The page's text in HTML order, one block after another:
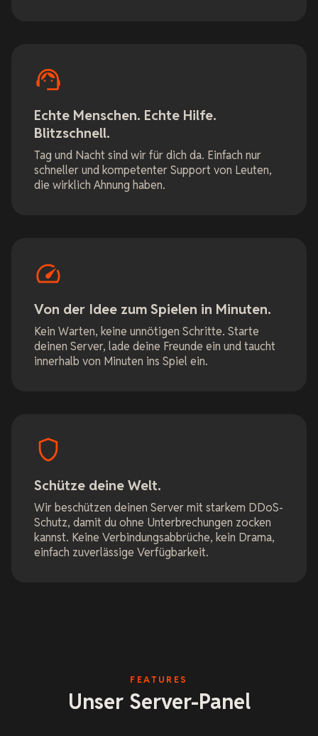
Echte Menschen. Echte Hilfe.
Blitzschnell.
Tag und Nacht sind wir für dich da. Einfach nur
schneller und kompetenter Support von Leuten,
die wirklich Ahnung haben.
Von der Idee zum Spielen in Minuten.
Kein Warten, keine unnötigen Schritte. Starte
deinen Server, lade deine Freunde ein und taucht
innerhalb von Minuten ins Spiel ein.
Schütze deine Welt.
Wir beschützen deinen Server mit starkem DDoS-
Schutz, damit du ohne Unterbrechungen zocken
kannst. Keine Verbindungsabbrüche, kein Drama,
einfach zuverlässige Verfügbarkeit.
FEATURES
Unser Server-Panel